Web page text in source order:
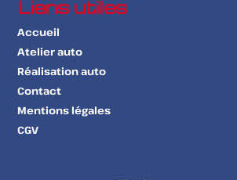
Liens utiles
Accueil
Atelier auto
Réalisation auto
Contact
Mentions légales
CGV